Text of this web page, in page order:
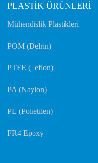
PLASTİK ÜRÜNLERİ
Mühendislik Plastikleri
POM (Delrin)
PTFE (Teflon)
PA (Naylon)
PE (Polietilen)
FR4 Epoxy